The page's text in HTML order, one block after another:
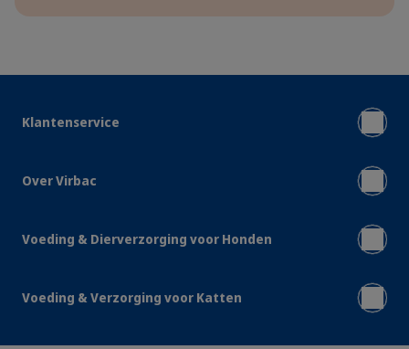
Klantenservice
Over Virbac
Voeding & Dierverzorging voor Honden
Voeding & Verzorging voor Katten